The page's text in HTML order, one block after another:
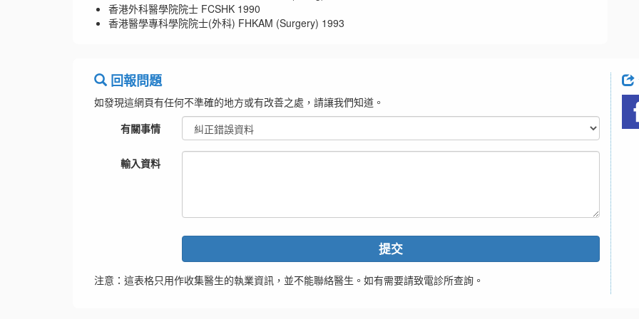
香港外科醫學院院士 FCSHK 1990
香港醫學專科學院院士(外科) FHKAM (Surgery) 1993
回報問題
如發現這網頁有任何不準確的地方或有改善之處，請讓我們知道。
有關事情
輸入資料
提交
注意：這表格只用作收集醫生的執業資訊，並不能聯絡醫生。如有需要請致電診所查詢。